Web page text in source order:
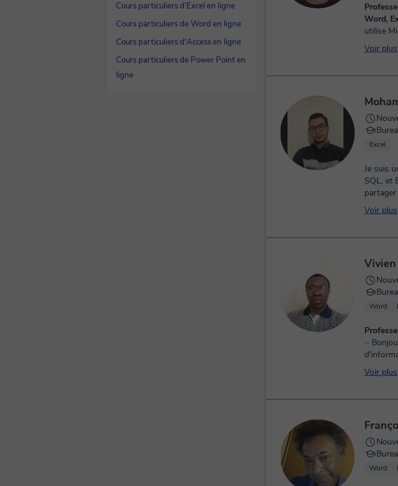
Word,
utilise
travail et
Voir plus
Excel
Je suis
SQL, et
partager
Voir plus
Vivien
Word
⏤ Bonjour, Je m'appelle OUAPORO Vivien. Professeur
Voir plus
Word
Cours particuliers d'Excel en ligne
Cours particuliers de Word en ligne
Cours particuliers d'Access en ligne
Cours particuliers de Power Point en
ligne